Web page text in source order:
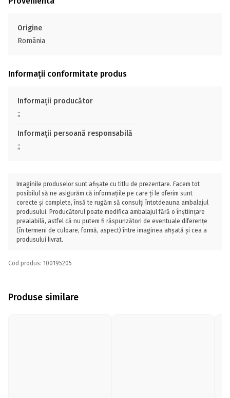
Origine
România
Informații conformitate produs
Informații producător
;;
Informații persoană responsabilă
;;
Imaginile produselor sunt afișate cu titlu de prezentare. Facem tot
posibilul să ne asigurăm că informațiile pe care ți le oferim sunt
corecte și complete, însă te rugăm să consulți întotdeauna ambalajul
produsului. Producătorul poate modifica ambalajul fără o înștiințare
prealabilă, astfel că nu putem fi răspunzători de eventuale diferențe
(în termeni de culoare, formă, aspect) între imaginea afișată și cea a
produsului livrat.
Cod produs: 100195205
Produse similare